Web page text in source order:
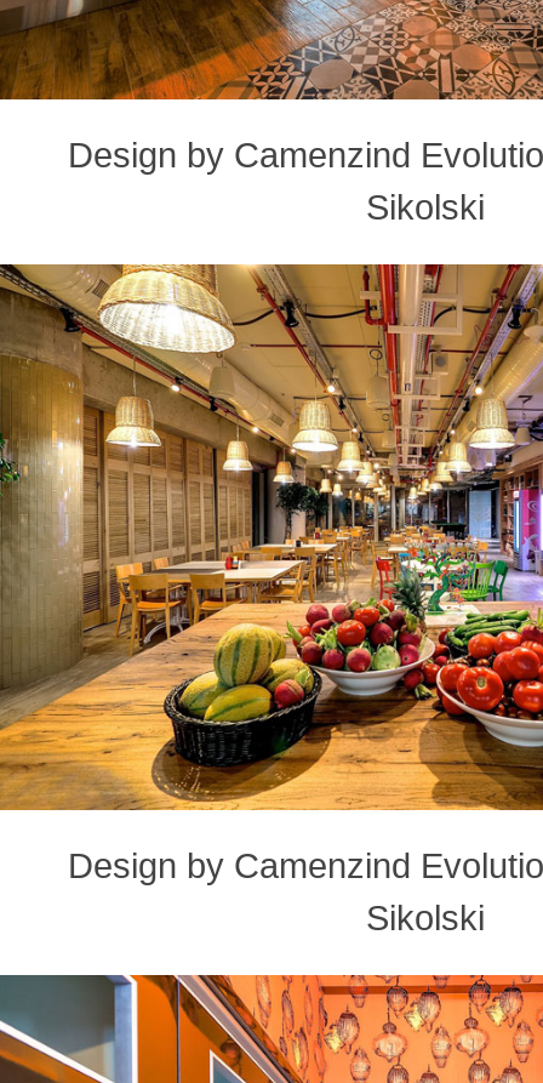
Design by Camenzind
Sikolski
Design by Camenzind
Sikolski